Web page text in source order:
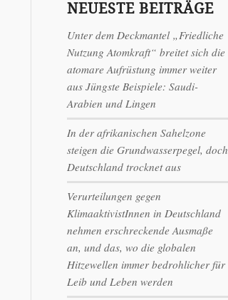
NEUESTE BEITRÄGE
Unter dem Deckmantel „Friedliche
Nutzung Atomkraft“ breitet sich die
atomare Aufrüstung immer weiter
aus Jüngste Beispiele: Saudi-
Arabien und Lingen
In der afrikanischen Sahelzone
steigen die Grundwasserpegel, doch
Deutschland trocknet aus
Verurteilungen gegen
KlimaaktivistInnen in Deutschland
nehmen erschreckende Ausmaße
an, und das, wo die globalen
Hitzewellen immer bedrohlicher für
Leib und Leben werden